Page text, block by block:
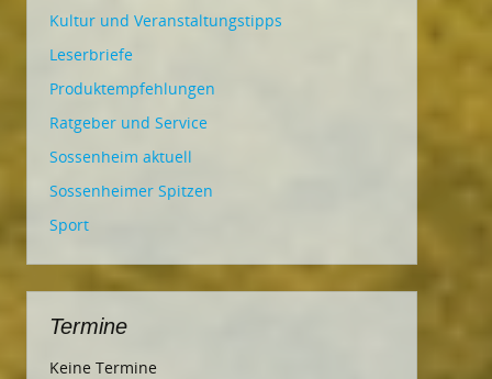
Kultur und Veranstaltungstipps
Leserbriefe
Produktempfehlungen
Ratgeber und Service
Sossenheim aktuell
Sossenheimer Spitzen
Sport
Termine
Keine Termine